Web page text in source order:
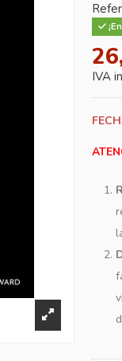
IVA